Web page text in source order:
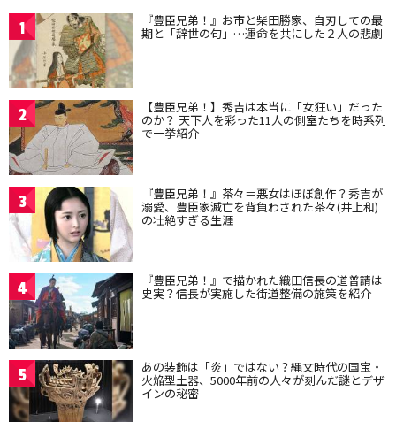
1 『豊臣兄弟！』お市と柴田勝家、自刃しての最
期と「辞世の句」…運命を共にした２人の悲劇
2 【豊臣兄弟！】秀吉は本当に「女狂い」だった
のか？ 天下人を彩った11人の側室たちを時系列
で一挙紹介
3 『豊臣兄弟！』茶々＝悪女はほぼ創作？秀吉が
溺愛、豊臣家滅亡を背負わされた茶々(井上和)
の壮絶すぎる生涯
4 『豊臣兄弟！』で描かれた織田信長の道普請は
史実？信長が実施した街道整備の施策を紹介
5 あの装飾は「炎」ではない？縄文時代の国宝・
火焔型土器、5000年前の人々が刻んだ謎とデザ
インの秘密